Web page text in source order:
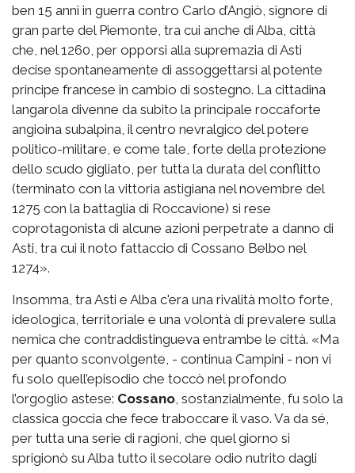
ben 15 anni in guerra contro Carlo d’Angiò, signore di
gran parte del Piemonte, tra cui anche di Alba, città
che, nel 1260, per opporsi alla supremazia di Asti
decise spontaneamente di assoggettarsi al potente
principe francese in cambio di sostegno. La cittadina
langarola divenne da subito la principale roccaforte
angioina subalpina, il centro nevralgico del potere
politico-militare, e come tale, forte della protezione
dello scudo gigliato, per tutta la durata del conflitto
(terminato con la vittoria astigiana nel novembre del
1275 con la battaglia di Roccavione) si rese
coprotagonista di alcune azioni perpetrate a danno di
Asti, tra cui il noto fattaccio di Cossano Belbo nel
1274».
Insomma, tra Asti e Alba c'era una rivalità molto forte,
ideologica, territoriale e una volontà di prevalere sulla
nemica che contraddistingueva entrambe le città. «Ma
per quanto sconvolgente, - continua Campini - non vi
fu solo quell’episodio che toccò nel profondo
l’orgoglio astese: Cossano, sostanzialmente, fu solo la
classica goccia che fece traboccare il vaso. Va da sé,
per tutta una serie di ragioni, che quel giorno si
sprigionò su Alba tutto il secolare odio nutrito dagli